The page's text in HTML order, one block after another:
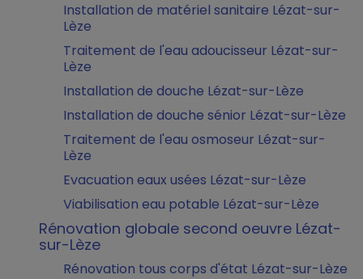
Installation de matériel sanitaire Lézat-sur-
Lèze
Traitement de l'eau adoucisseur Lézat-sur-
Lèze
Installation de douche Lézat-sur-Lèze
Installation de douche sénior Lézat-sur-Lèze
Traitement de l'eau osmoseur Lézat-sur-
Lèze
Evacuation eaux usées Lézat-sur-Lèze
Viabilisation eau potable Lézat-sur-Lèze
Rénovation globale second oeuvre Lézat-
sur-Lèze
Rénovation tous corps d'état Lézat-sur-Lèze